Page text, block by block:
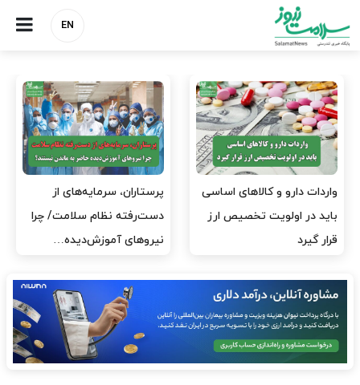
EN
پرستاران، سرمایه‌های از
دست‌رفته نظام سلامت/ چرا
نیروهای آموزش‌دیده…
ارز برای دارو نیست، برای
لکسوس هست؟